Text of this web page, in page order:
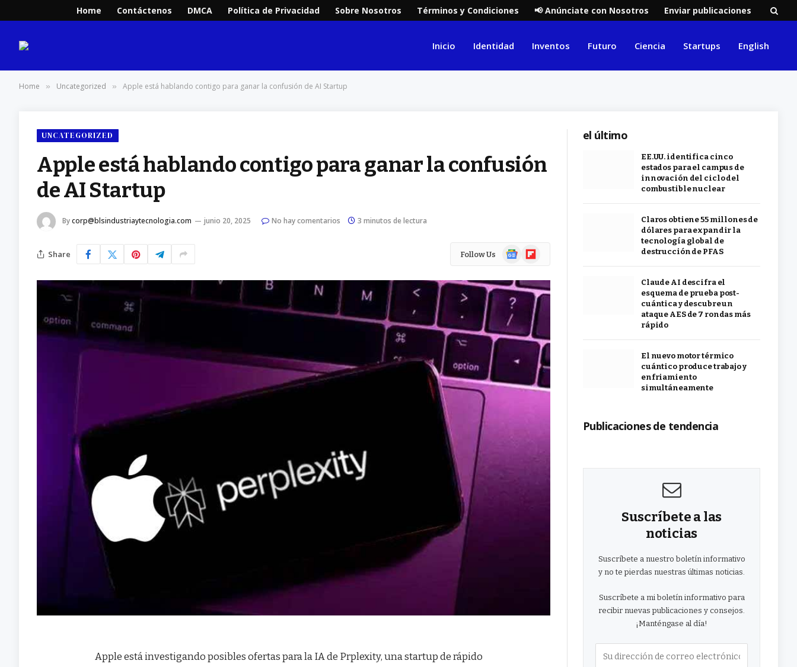
Home Contáctenos DMCA Política de Privacidad Sobre Nosotros Términos y Condiciones 📢 Anúnciate con Nosotros Enviar publicaciones
Inicio Identidad Inventos Futuro Ciencia Startups English
Home » Uncategorized » Apple está hablando contigo para ganar la confusión de AI Startup
UNCATEGORIZED
Apple está hablando contigo para ganar la confusión
de AI Startup
Bycorp@blsindustriaytecnologia.com junio 20, 2025 No hay comentarios 3 minutos de lectura
Share Follow Us
GoogleFlipboard
Apple está investigando posibles ofertas para la IA de Prplexity, una startup de rápido
el último
EE.UU. identifica cinco
estados para el campus de
innovación del ciclo del
combustible nuclear
Claros obtiene 55 millones de
dólares para expandir la
tecnología global de
destrucción de PFAS
Claude AI descifra el
esquema de prueba post-
cuántica y descubre un
ataque AES de 7 rondas más
rápido
El nuevo motor térmico
cuántico produce trabajo y
enfriamiento
simultáneamente
Publicaciones de tendencia
Suscríbete a las
noticias
Suscríbete a nuestro boletín informativo
y no te pierdas nuestras últimas noticias.
Suscríbete a mi boletín informativo para
recibir nuevas publicaciones y consejos.
¡Manténgase al día!